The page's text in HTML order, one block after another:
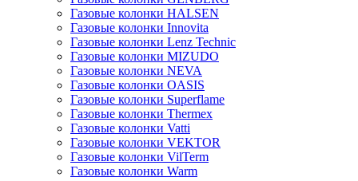
Газовые колонки HALSEN
Газовые колонки Innovita
Газовые колонки Lenz Technic
Газовые колонки MIZUDO
Газовые колонки NEVA
Газовые колонки OASIS
Газовые колонки Superflame
Газовые колонки Thermex
Газовые колонки Vatti
Газовые колонки VEKTOR
Газовые колонки VilTerm
Газовые колонки Warm